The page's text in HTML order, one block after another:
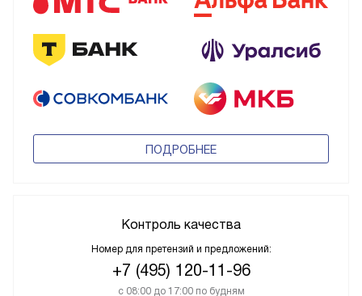
ПОДРОБНЕЕ
Контроль качества
Номер для претензий и предложений:
+7 (495) 120-11-96
с 08:00 до 17:00 по будням